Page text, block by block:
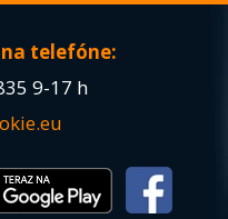
telefóne:
9-17 h